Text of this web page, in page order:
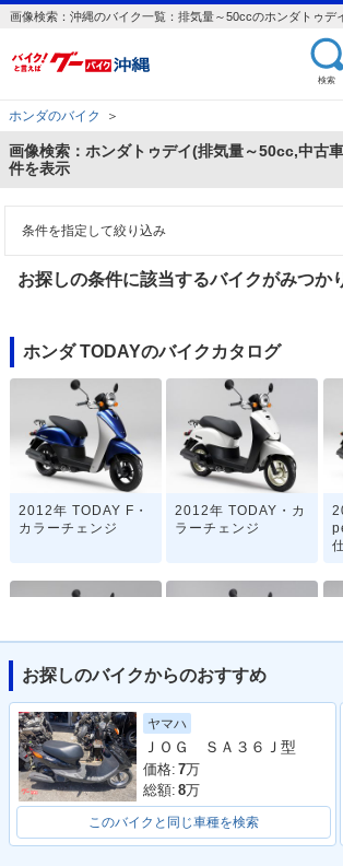
画像検索：沖縄のバイク一覧：排気量～50ccのホンダトゥデ
検索
ホンダのバイク ＞
画像検索：ホンダトゥデイ(排気量～50cc,中古
件を表示
条件を指定して絞り込み
お探しの条件に該当するバイクがみつか
ホンダ TODAYのバイクカタログ
2012年 TODAY F・
カラーチェンジ
2012年 TODAY・カ
ラーチェンジ
2011年 TODAY F・
マイナーチェンジ
2011年 TODAY・マ
イナーチェンジ
お探しのバイクからのおすすめ
ヤマハ
ＪＯＧ ＳＡ３６Ｊ型
価格: 7万
総額: 8万
このバイクと同じ車種を検索